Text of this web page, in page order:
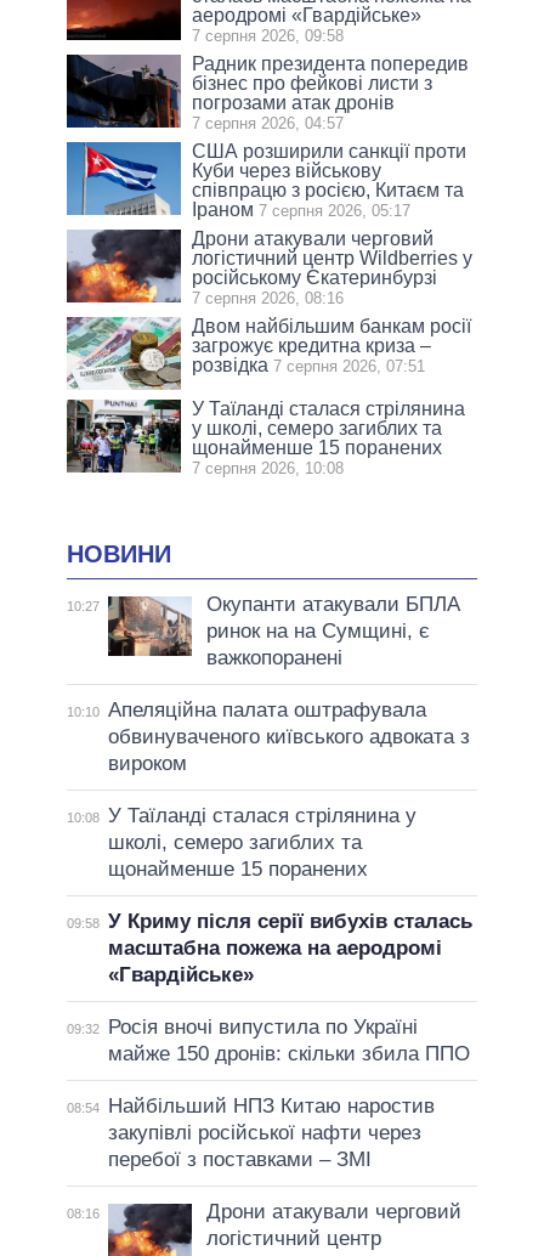
аеродромі «Гвардійське»
7 серпня 2026, 09:58
Радник президента попередив
бізнес про фейкові листи з
погрозами атак дронів
7 серпня 2026, 04:57
США розширили санкції проти
Куби через військову
співпрацю з росією, Китаєм та
Іраном 7 серпня 2026, 05:17
Дрони атакували черговий
логістичний центр Wildberries у
російському Єкатеринбурзі
7 серпня 2026, 08:16
Двом найбільшим банкам росії
загрожує кредитна криза –
розвідка 7 серпня 2026, 07:51
У Таїланді сталася стрілянина
у школі, семеро загиблих та
щонайменше 15 поранених
7 серпня 2026, 10:08
НОВИНИ
10:27
Окупанти атакували БПЛА
ринок на на Сумщині, є
важкопоранені
10:10 Апеляційна палата оштрафувала
обвинуваченого київського адвоката з
вироком
10:08 У Таїланді сталася стрілянина у
школі, семеро загиблих та
щонайменше 15 поранених
09:58 У Криму після серії вибухів сталась
масштабна пожежа на аеродромі
«Гвардійське»
09:32
Росія вночі випустила по Україні
майже 150 дронів: скільки збила ППО
08:54
Найбільший НПЗ Китаю наростив
закупівлі російської нафти через
перебої з поставками – ЗМІ
08:16
Дрони атакували черговий
логістичний центр